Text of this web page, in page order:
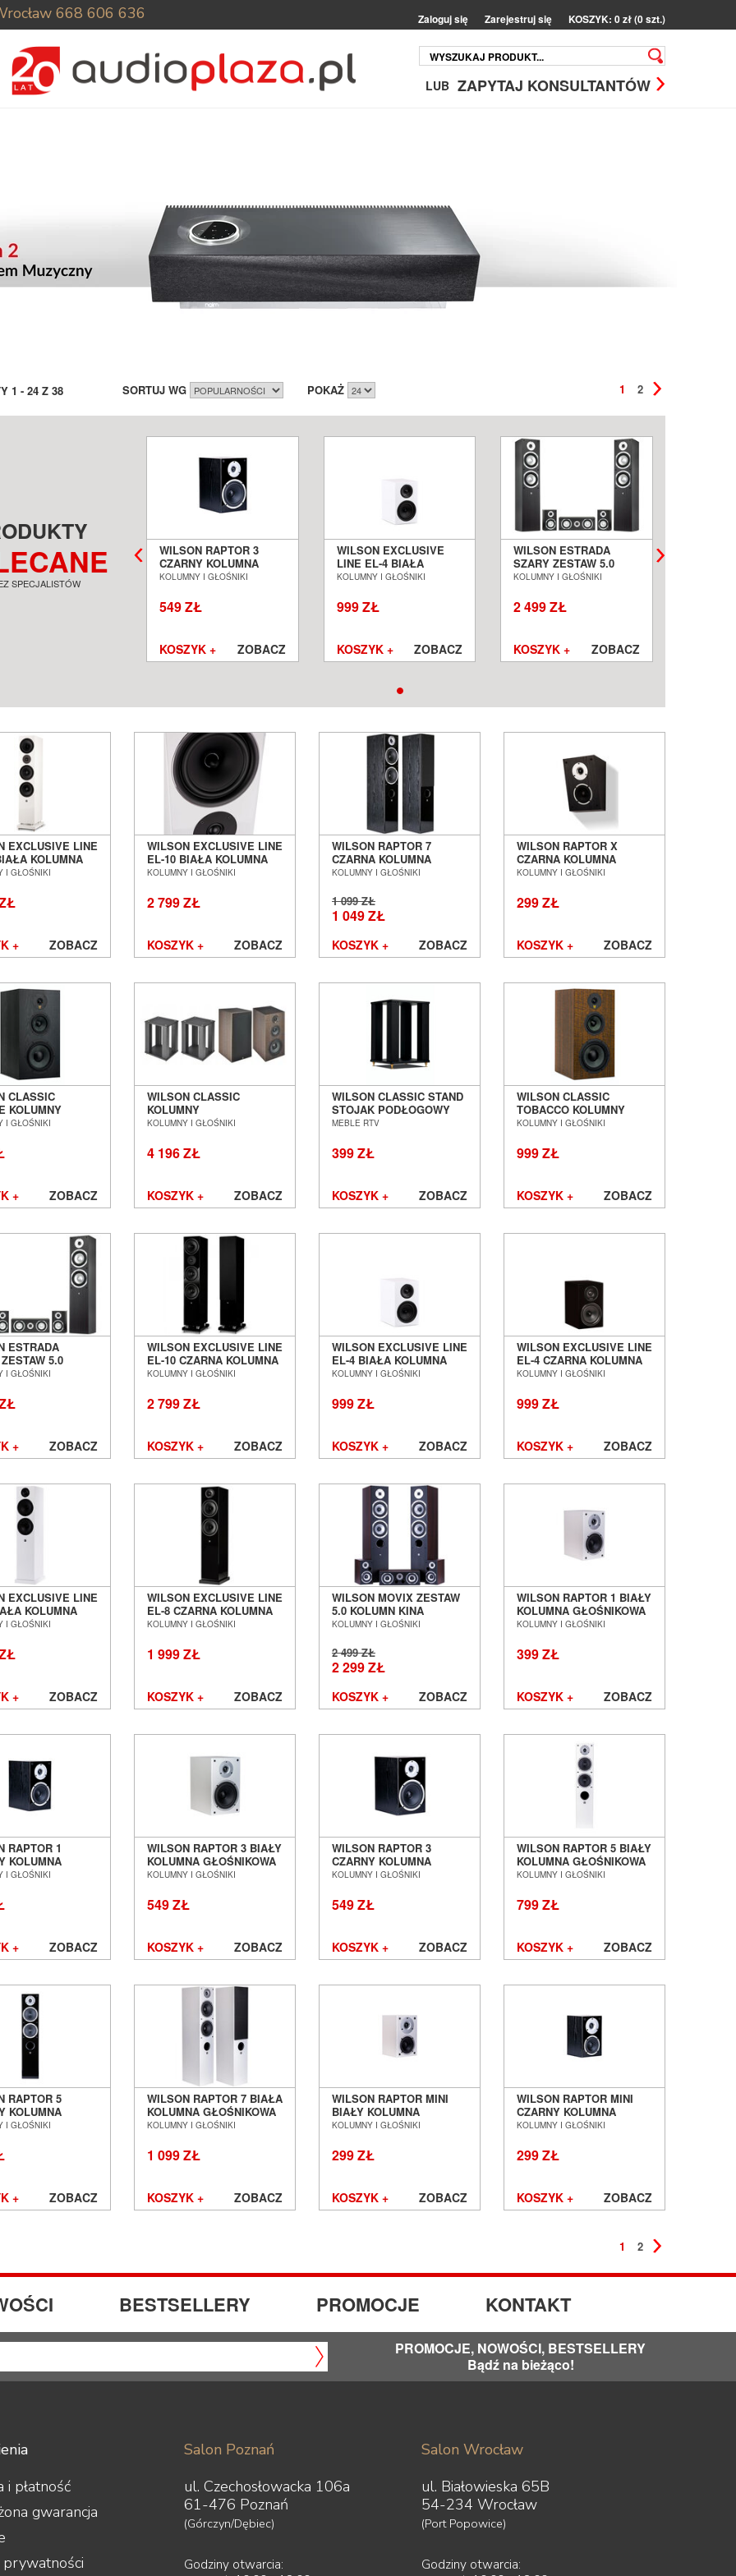
668 606 636 Zaloguj się Zarejestruj się KOSZYK: 0 zł (0 szt.)
LUB ZAPYTAJ KONSULTANTÓW
1 - 24 Z 38 SORTUJ WG POKAŻ 1 2
SPECJALISTÓW
ESTRADA
ZESTAW 5.0
KINA
SALON
I GŁOŚNIKI
WILSON RAPTOR 3
CZARNY KOLUMNA
GŁOŚNIKOWA
POZNAŃ WROCŁAW
KOLUMNY I GŁOŚNIKI
549 ZŁ
KOSZYK + ZOBACZ
WILSON EXCLUSIVE
LINE EL-4 BIAŁA
KOLUMNA
POZNAŃ WROCŁAW
KOLUMNY I GŁOŚNIKI
999 ZŁ
KOSZYK + ZOBACZ
WILSON ESTRADA
SZARY ZESTAW 5.0
KOLUMN KINA
POZNAŃ WROCŁAW
KOLUMNY I GŁOŚNIKI
2 499 ZŁ
KOSZYK + ZOBACZ
EXCLUSIVE LINE
KOLUMNA
SALON
I GŁOŚNIKI
+ ZOBACZ
WILSON EXCLUSIVE LINE
EL-10 BIAŁA KOLUMNA
PODŁOGOWA SALON
EX-DEMO ---
KOLUMNY I GŁOŚNIKI
2 799 ZŁ
KOSZYK + ZOBACZ
WILSON RAPTOR 7
CZARNA KOLUMNA
GŁOŚNIKOWA
POZNAŃ WROCŁAW
KOLUMNY I GŁOŚNIKI
1 099 ZŁ
1 049 ZŁ
KOSZYK + ZOBACZ
WILSON RAPTOR X
CZARNA KOLUMNA
GŁOŚNIKOWA
POZNAŃ WROCŁAW
KOLUMNY I GŁOŚNIKI
299 ZŁ
KOSZYK + ZOBACZ
CLASSIC
KOLUMNY
SALON
I GŁOŚNIKI
+ ZOBACZ
WILSON CLASSIC
KOLUMNY
PODSTAWKOWE Z
STANDAMI SALON
POZNAŃ WROCŁAW
KOLUMNY I GŁOŚNIKI
4 196 ZŁ
KOSZYK + ZOBACZ
WILSON CLASSIC STAND
STOJAK PODŁOGOWY
SALON POZNAŃ
MEBLE RTV
399 ZŁ
KOSZYK + ZOBACZ
WILSON CLASSIC
TOBACCO KOLUMNY
PODSTAWKOWE SALON
KOLUMNY I GŁOŚNIKI
999 ZŁ
KOSZYK + ZOBACZ
ESTRADA
5.0
KINA
WROCŁAW
I GŁOŚNIKI
+ ZOBACZ
WILSON EXCLUSIVE LINE
EL-10 CZARNA KOLUMNA
PODŁOGOWA SALON
KOLUMNY I GŁOŚNIKI
2 799 ZŁ
KOSZYK + ZOBACZ
WILSON EXCLUSIVE LINE
EL-4 BIAŁA KOLUMNA
PODSTAWKOWA SALON
KOLUMNY I GŁOŚNIKI
999 ZŁ
KOSZYK + ZOBACZ
WILSON EXCLUSIVE LINE
EL-4 CZARNA KOLUMNA
PODSTAWKOWA SALON
KOLUMNY I GŁOŚNIKI
999 ZŁ
KOSZYK + ZOBACZ
EXCLUSIVE LINE
KOLUMNA
SALON
I GŁOŚNIKI
+ ZOBACZ
WILSON EXCLUSIVE LINE
EL-8 CZARNA KOLUMNA
PODŁOGOWA SALON
KOLUMNY I GŁOŚNIKI
1 999 ZŁ
KOSZYK + ZOBACZ
WILSON MOVIX ZESTAW
5.0 KOLUMN KINA
DOMOWEGO SALON
KOLUMNY I GŁOŚNIKI
2 499 ZŁ
2 299 ZŁ
KOSZYK + ZOBACZ
WILSON RAPTOR 1 BIAŁY
KOLUMNA GŁOŚNIKOWA
PODSTAWKOWA SALON
DOSTĘPNY OD RĘKI ---
KOLUMNY I GŁOŚNIKI
399 ZŁ
KOSZYK + ZOBACZ
RAPTOR 1
KOLUMNA
WROCŁAW
I GŁOŚNIKI
+ ZOBACZ
WILSON RAPTOR 3 BIAŁY
KOLUMNA GŁOŚNIKOWA
PODSTAWKOWA SALON
KOLUMNY I GŁOŚNIKI
549 ZŁ
KOSZYK + ZOBACZ
WILSON RAPTOR 3
CZARNY KOLUMNA
GŁOŚNIKOWA
POZNAŃ WROCŁAW
KOLUMNY I GŁOŚNIKI
549 ZŁ
KOSZYK + ZOBACZ
WILSON RAPTOR 5 BIAŁY
KOLUMNA GŁOŚNIKOWA
PODŁOGOWA SALON
KOLUMNY I GŁOŚNIKI
799 ZŁ
KOSZYK + ZOBACZ
RAPTOR 5
KOLUMNA
WROCŁAW
I GŁOŚNIKI
+ ZOBACZ
WILSON RAPTOR 7 BIAŁA
KOLUMNA GŁOŚNIKOWA
PODŁOGOWA SALON
KOLUMNY I GŁOŚNIKI
1 099 ZŁ
KOSZYK + ZOBACZ
WILSON RAPTOR MINI
BIAŁY KOLUMNA
GŁOŚNIKOWA
POZNAŃ WROCŁAW
KOLUMNY I GŁOŚNIKI
299 ZŁ
KOSZYK + ZOBACZ
WILSON RAPTOR MINI
CZARNY KOLUMNA
GŁOŚNIKOWA
POZNAŃ WROCŁAW
KOLUMNY I GŁOŚNIKI
299 ZŁ
KOSZYK + ZOBACZ
1 2
BESTSELLERY PROMOCJE KONTAKT
PROMOCJE, NOWOŚCI, BESTSELLERY
Bądź na bieżąco!
i płatność
gwarancja
Salon Poznań
ul. Czechosłowacka 106a
61-476 Poznań
(Górczyn/Dębiec)
Godziny otwarcia:
Salon Wrocław
ul. Białowieska 65B
54-234 Wrocław
(Port Popowice)
Godziny otwarcia: